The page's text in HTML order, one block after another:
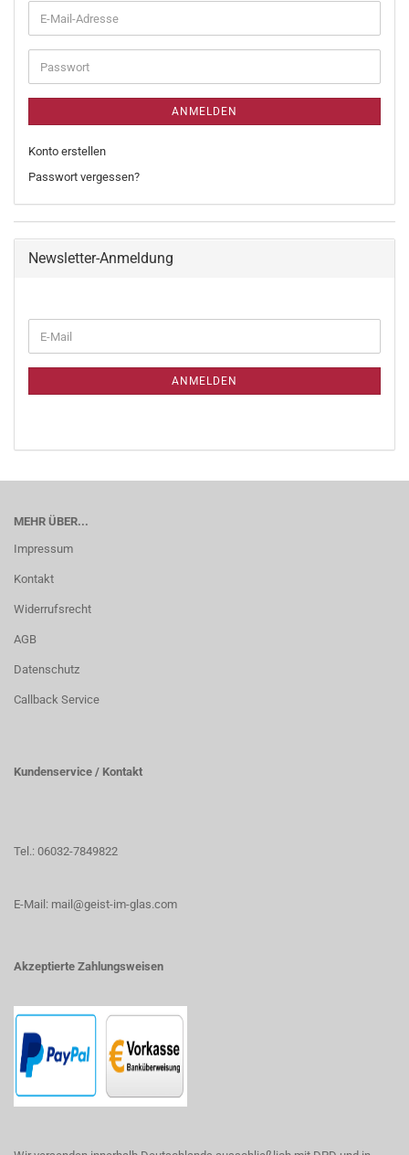
ANMELDEN
Konto erstellen
Passwort vergessen?
Newsletter-Anmeldung
ANMELDEN
MEHR ÜBER...
Impressum
Kontakt
Widerrufsrecht
AGB
Datenschutz
Callback Service
Kundenservice / Kontakt
Tel.: 06032-7849822
E-Mail: mail@geist-im-glas.com
Akzeptierte Zahlungsweisen